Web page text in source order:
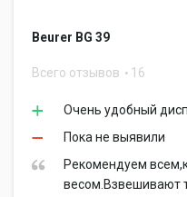
Beurer BG 39
Всего отзывов 16
Очень удобный
Пока не выявили
Рекомендуем
весом.Взвешивают